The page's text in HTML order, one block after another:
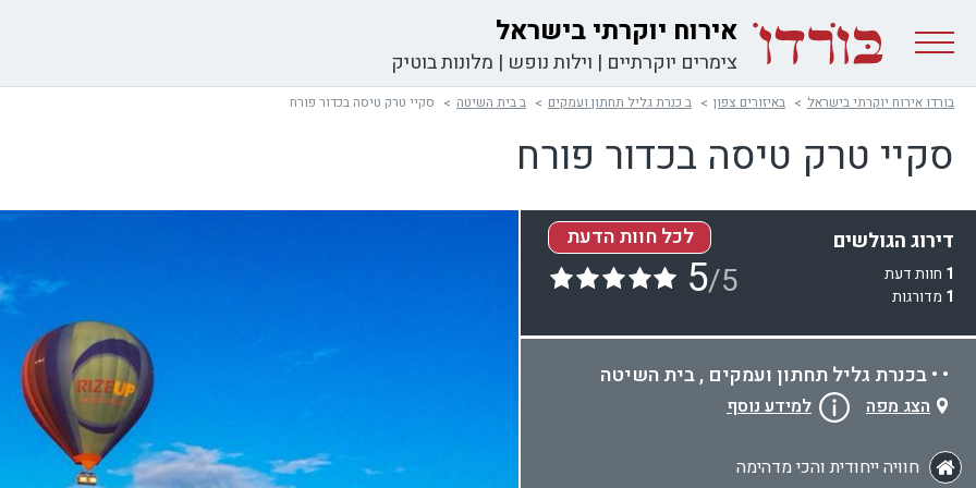
אירוח יוקרתי בישראל
צימרים יוקרתיים | וילות נופש | מלונות בוטיק
בורדו אירוח יוקרתי בישראל באיזורים צפון ב כנרת גליל תחתון ועמקים ב בית השיטה סקיי טרק טיסה בכדור פורח
סקיי טרק טיסה בכדור פורח
דירוג הגולשים
1 חוות דעת
1 מדורגות
לכל חוות הדעת
5/5
• • בכנרת גליל תחתון ועמקים , בית השיטה
הצג מפה למידע נוסף
חוויה ייחודית והכי מדהימה